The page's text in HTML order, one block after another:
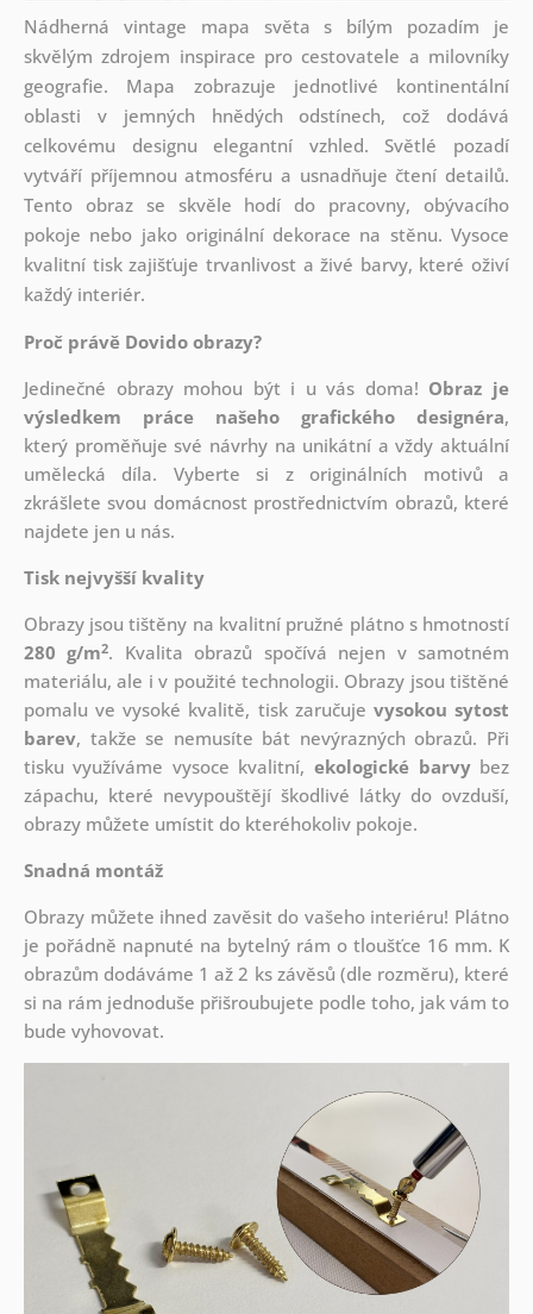
Nádherná vintage mapa světa s bílým pozadím je
skvělým zdrojem inspirace pro cestovatele a milovníky
geografie. Mapa zobrazuje jednotlivé kontinentální
oblasti v jemných hnědých odstínech, což dodává
celkovému designu elegantní vzhled. Světlé pozadí
vytváří příjemnou atmosféru a usnadňuje čtení detailů.
Tento obraz se skvěle hodí do pracovny, obývacího
pokoje nebo jako originální dekorace na stěnu. Vysoce
kvalitní tisk zajišťuje trvanlivost a živé barvy, které oživí
každý interiér.
Proč právě Dovido obrazy?
Jedinečné obrazy mohou být i u vás doma! Obraz je
výsledkem práce našeho grafického designéra,
který proměňuje své návrhy na unikátní a vždy aktuální
umělecká díla. Vyberte si z originálních motivů a
zkrášlete svou domácnost prostřednictvím obrazů, které
najdete jen u nás.
Tisk nejvyšší kvality
Obrazy jsou tištěny na kvalitní pružné plátno s hmotností
280 g/m2. Kvalita obrazů spočívá nejen v samotném
materiálu, ale i v použité technologii. Obrazy jsou tištěné
pomalu ve vysoké kvalitě, tisk zaručuje vysokou sytost
barev, takže se nemusíte bát nevýrazných obrazů. Při
tisku využíváme vysoce kvalitní,ekologické barvybez
zápachu, které nevypouštějí škodlivé látky do ovzduší,
obrazy můžete umístit do kteréhokoliv pokoje.
Snadná montáž
Obrazy můžete ihned zavěsit do vašeho interiéru! Plátno
je pořádně napnuté na bytelný rám o tloušťce 16 mm. K
obrazům dodáváme 1 až 2 ks závěsů (dle rozměru), které
si na rám jednoduše přišroubujete podle toho, jak vám to
bude vyhovovat.